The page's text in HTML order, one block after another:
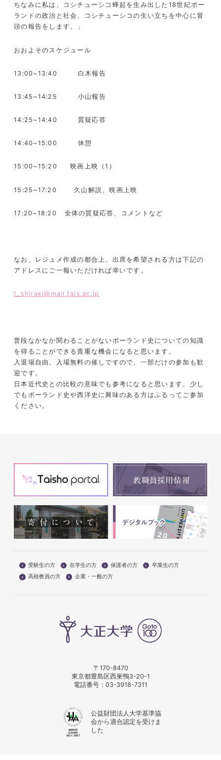
ちなみに私は、コシチューシコ蜂起を生み出した 18世紀ポー
ランドの政治と社会、コシチューシコの生い立ちを中心に冒
頭の報告をします。」
おおよそのスケジュール
13:00~13:40 白木報告
13:45~14:25 小山報告
14:25~14:40 質疑応答
14:40~15:00 休憩
15:00~15:20映画上映（1 ）
15:25~17:20 久山解説、映画上映
17:20~18:20 全体の質疑応答、コメントなど
なお、レジュメ作成の都合上、出席を希望される方は下記の
アドレスにご一報いただければ幸いです。
t_shiraki@mail.tais.ac.jp
普段なかなか関わることがないポーランド史についての知識
を得ることができる貴重な機会になると思います。
入退場自由、入場無料の催しですので、一部だけの参加も歓
迎です。
日本近代史との比較の意味でも参考になると思います。少し
でもポーランド史や西洋史に興味のある方はふるってご参加
ください。
受験生の方 在学生の方 保護者の方
卒業生の方
高校教員の方
企業・一般の方
〒170-8470
東京都豊島区西巣鴨3-20-1
電話番号： 03-3918-7311
公益財団法人大学基準協
会から適合認定を受けま
した